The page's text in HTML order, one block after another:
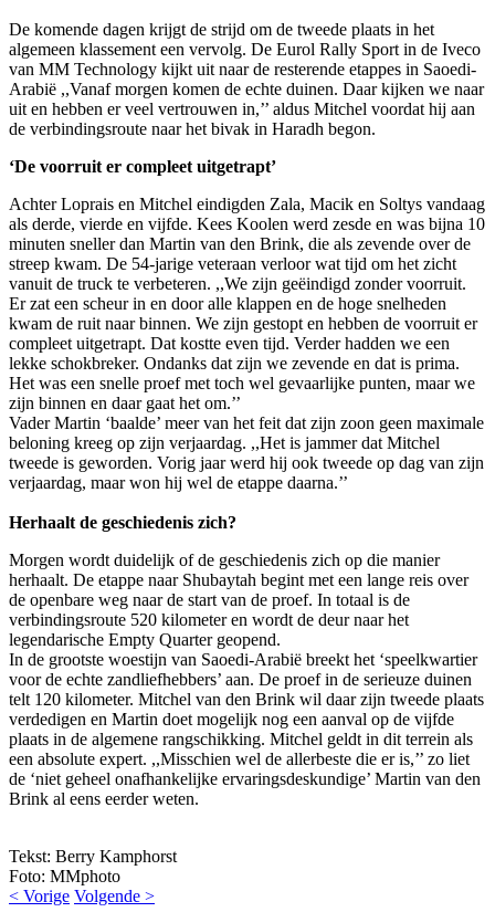
De komende dagen krijgt de strijd om de tweede plaats in het
algemeen klassement een vervolg. De Eurol Rally Sport in de Iveco
van MM Technology kijkt uit naar de resterende etappes in Saoedi-
Arabië ,,Vanaf morgen komen de echte duinen. Daar kijken we naar
uit en hebben er veel vertrouwen in,’’ aldus Mitchel voordat hij aan
de verbindingsroute naar het bivak in Haradh begon.
‘De voorruit er compleet uitgetrapt’
Achter Loprais en Mitchel eindigden Zala, Macik en Soltys vandaag
als derde, vierde en vijfde. Kees Koolen werd zesde en was bijna 10
minuten sneller dan Martin van den Brink, die als zevende over de
streep kwam. De 54-jarige veteraan verloor wat tijd om het zicht
vanuit de truck te verbeteren. ,,We zijn geëindigd zonder voorruit.
Er zat een scheur in en door alle klappen en de hoge snelheden
kwam de ruit naar binnen. We zijn gestopt en hebben de voorruit er
compleet uitgetrapt. Dat kostte even tijd. Verder hadden we een
lekke schokbreker. Ondanks dat zijn we zevende en dat is prima.
Het was een snelle proef met toch wel gevaarlijke punten, maar we
zijn binnen en daar gaat het om.’’
Vader Martin ‘baalde’ meer van het feit dat zijn zoon geen maximale
beloning kreeg op zijn verjaardag. ,,Het is jammer dat Mitchel
tweede is geworden. Vorig jaar werd hij ook tweede op dag van zijn
verjaardag, maar won hij wel de etappe daarna.’’
Herhaalt de geschiedenis zich?
Morgen wordt duidelijk of de geschiedenis zich op die manier
herhaalt. De etappe naar Shubaytah begint met een lange reis over
de openbare weg naar de start van de proef. In totaal is de
verbindingsroute 520 kilometer en wordt de deur naar het
legendarische Empty Quarter geopend.
In de grootste woestijn van Saoedi-Arabië breekt het ‘speelkwartier
voor de echte zandliefhebbers’ aan. De proef in de serieuze duinen
telt 120 kilometer. Mitchel van den Brink wil daar zijn tweede plaats
verdedigen en Martin doet mogelijk nog een aanval op de vijfde
plaats in de algemene rangschikking. Mitchel geldt in dit terrein als
een absolute expert. ,,Misschien wel de allerbeste die er is,’’ zo liet
de ‘niet geheel onafhankelijke ervaringsdeskundige’ Martin van den
Brink al eens eerder weten.
Tekst: Berry Kamphorst
Foto: MMphoto
< Vorige Volgende >